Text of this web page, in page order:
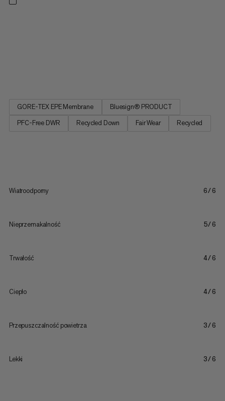
GORE-TEX EPE Membrane
Bluesign® PRODUCT
PFC-Free DWR
Recycled Down Fair Wear Recycled
Wiatroodporny 6/6
Nieprzemakalność 5/6
Trwałość 4/6
Ciepło 4/6
Przepuszczalność powietrza 3/6
Lekki 3/6